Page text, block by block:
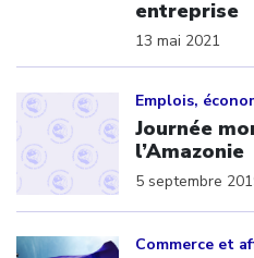
entreprise
13 mai 2021
Emplois,
Journée
l’Amazonie
5 septembre
Commerce et